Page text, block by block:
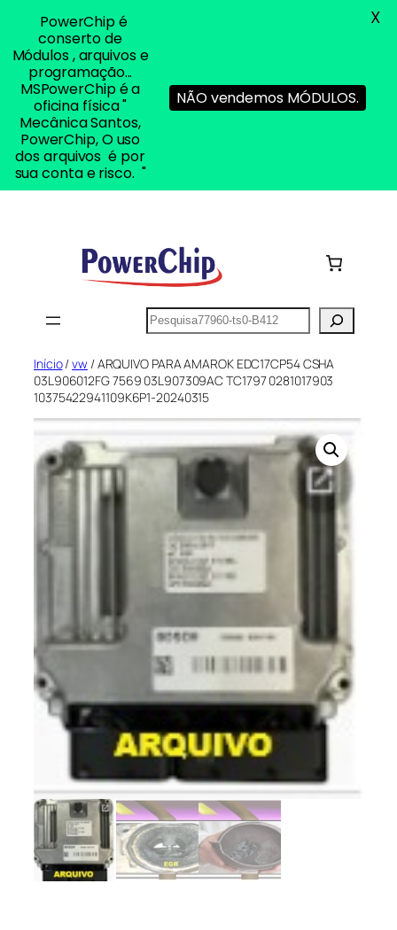
Pesquisar
Início/vw/ ARQUIVO PARA AMAROK EDC17CP54 CSHA
03L906012FG 7569 03L907309AC TC1797 0281017903
10375422941109K6P1-20240315
PowerChip é
conserto de
Módulos , arquivos e
programação...
MSPowerChip é a
oficina física "
Mecânica Santos,
PowerChip, O uso
dos arquivos é por
sua conta e risco. "
NÃO vendemos MÓDULOS.
X